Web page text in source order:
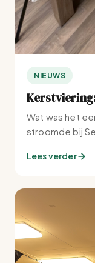
NIEUWS
Wat was het
stroomde bij
Lees verder